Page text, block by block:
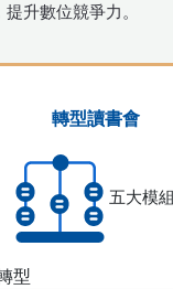
升數位競爭力。
轉型讀書會
五大模組
型